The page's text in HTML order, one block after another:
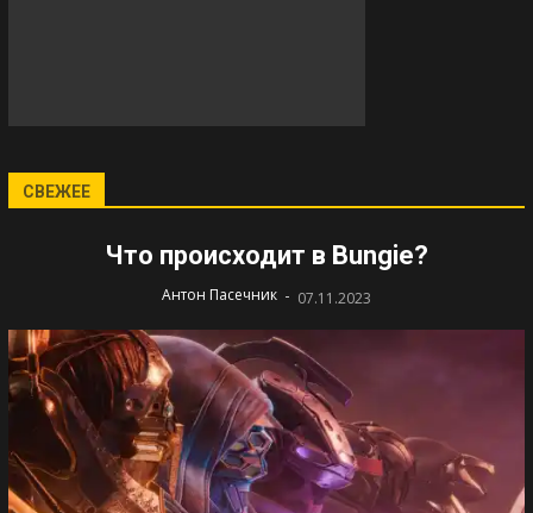
СВЕЖЕЕ
Что происходит в Bungie?
Антон Пасечник - 07.11.2023